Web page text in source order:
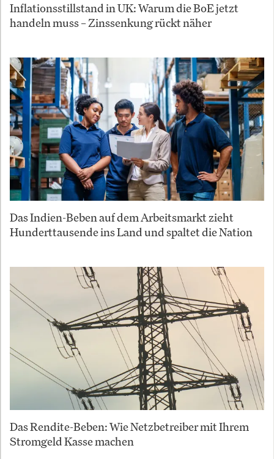
Inflationsstillstand in UK: Warum die BoE jetzt
handeln muss – Zinssenkung rückt näher
Das Indien-Beben auf dem Arbeitsmarkt zieht
Hunderttausende ins Land und spaltet die Nation
Das Rendite-Beben: Wie Netzbetreiber mit Ihrem
Stromgeld Kasse machen